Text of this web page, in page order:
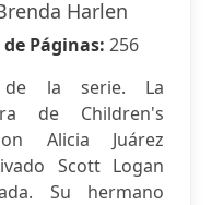
Harlen
Páginas: 256
de la serie. La
de Children's
Alicia Juárez
Scott Logan
Su hermano